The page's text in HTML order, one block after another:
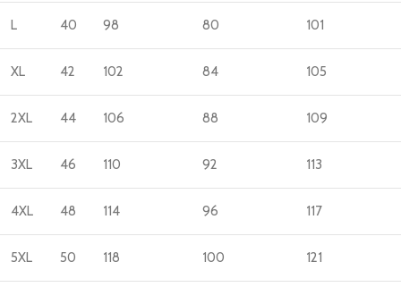
L 40 98 80 101
XL 42 102 84 105
2XL 44 106 88 109
3XL 46 110 92 113
4XL 48 114 96 117
5XL 50 118 100 121